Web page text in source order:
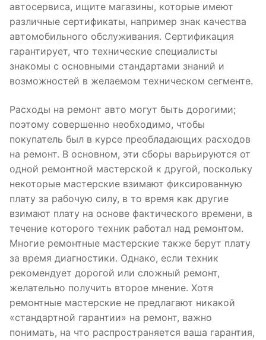
автосервиса, ищите магазины, которые имеют
различные сертификаты, например знак качества
автомобильного обслуживания. Сертификация
гарантирует, что технические специалисты
знакомы с основными стандартами знаний и
возможностей в желаемом техническом сегменте.
Расходы на ремонт авто могут быть дорогими;
поэтому совершенно необходимо, чтобы
покупатель был в курсе преобладающих расходов
на ремонт. В основном, эти сборы варьируются от
одной ремонтной мастерской к другой, поскольку
некоторые мастерские взимают фиксированную
плату за рабочую силу, в то время как другие
взимают плату на основе фактического времени, в
течение которого техник работал над ремонтом.
Многие ремонтные мастерские также берут плату
за время диагностики. Однако, если техник
рекомендует дорогой или сложный ремонт,
желательно получить второе мнение. Хотя
ремонтные мастерские не предлагают никакой
«стандартной гарантии» на ремонт, важно
понимать, на что распространяется ваша гарантия,